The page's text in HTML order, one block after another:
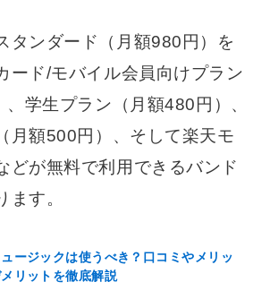
タンダード（月額980円）を
ード/モバイル会員向けプラン
、学生プラン（月額480円）、
月額500円）、そして楽天モ
どが無料で利用できるバンド
ます。
ージックは使うべき？口コミやメリッ
メリットを徹底解説